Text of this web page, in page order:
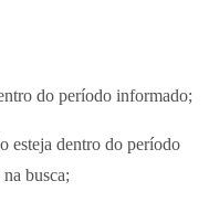
do período informado;
esteja dentro do período
busca;